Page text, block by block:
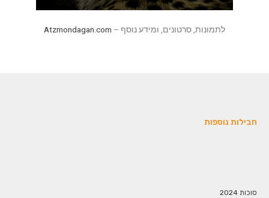
לתמונות, סרטונים, ומידע נוסף – Atzmondagan.com
חבילות נוספות
סוכות 2024